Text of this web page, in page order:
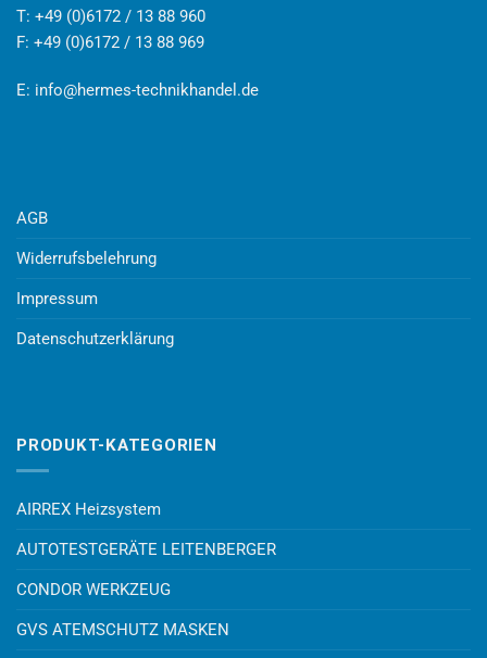
T: +49 (0)6172 / 13 88 960
F: +49 (0)6172 / 13 88 969
E: info@hermes-technikhandel.de
AGB
Widerrufsbelehrung
Impressum
Datenschutzerklärung
PRODUKT-KATEGORIEN
AIRREX Heizsystem
AUTOTESTGERÄTE LEITENBERGER
CONDOR WERKZEUG
GVS ATEMSCHUTZ MASKEN